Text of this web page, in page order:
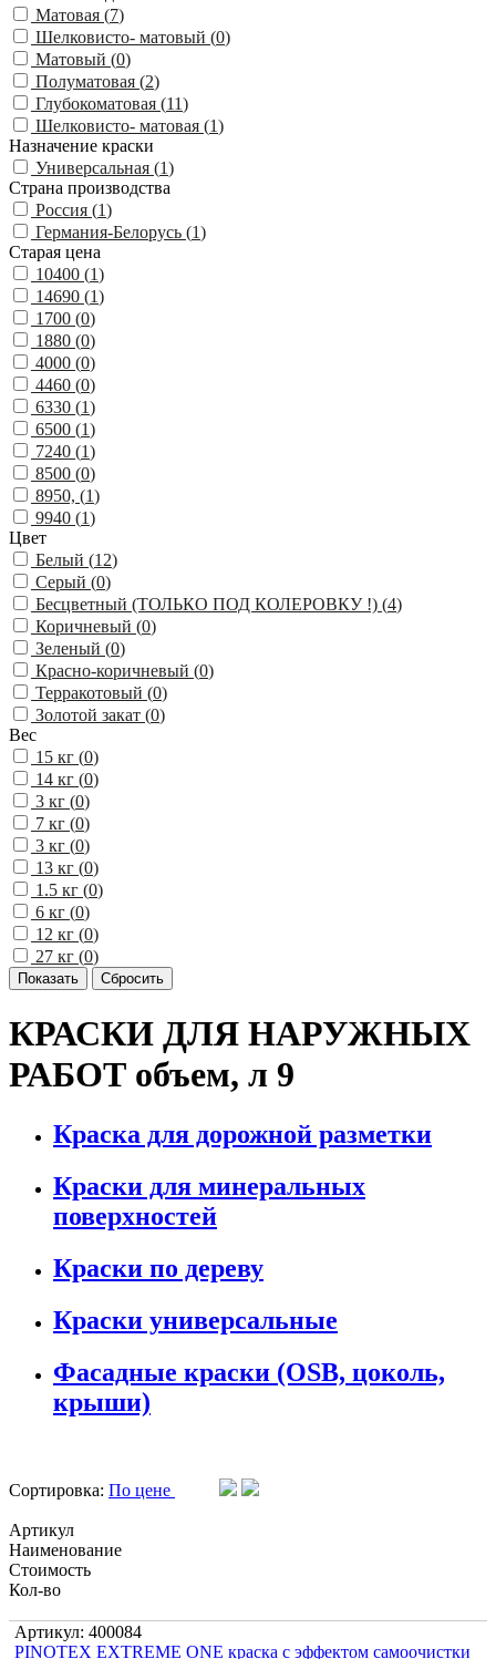
Матовая (7)
Шелковисто- матовый (0)
Матовый (0)
Полуматовая (2)
Глубокоматовая (11)
Шелковисто- матовая (1)
Назначение краски
Универсальная (1)
Страна производства
Россия (1)
Германия-Белорусь (1)
Старая цена
10400 (1)
14690 (1)
1700 (0)
1880 (0)
4000 (0)
4460 (0)
6330 (1)
6500 (1)
7240 (1)
8500 (0)
8950, (1)
9940 (1)
Цвет
Белый (12)
Серый (0)
Бесцветный (ТОЛЬКО ПОД КОЛЕРОВКУ !) (4)
Коричневый (0)
Зеленый (0)
Красно-коричневый (0)
Терракотовый (0)
Золотой закат (0)
Вес
15 кг (0)
14 кг (0)
3 кг (0)
7 кг (0)
3 кг (0)
13 кг (0)
1.5 кг (0)
6 кг (0)
12 кг (0)
27 кг (0)
КРАСКИ ДЛЯ НАРУЖНЫХ
РАБОТ объем, л 9
Краска для дорожной разметки
Краски для минеральных
поверхностей
Краски по дереву
Краски универсальные
Фасадные краски (OSB, цоколь,
крыши)
Сортировка: По цене
Артикул
Наименование
Стоимость
Кол-во
Артикул: 400084
PINOTEX EXTREME ONE краска с эффектом самоочистки